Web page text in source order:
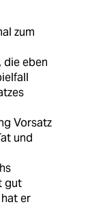
zum
die eben
Vorsatz
und
gut
er